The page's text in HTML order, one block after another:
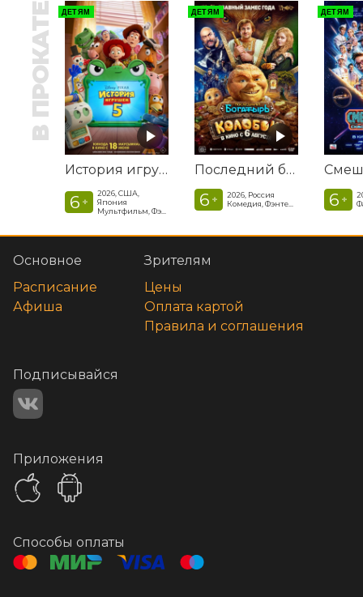
В ПРОКАТЕ ДЕТЯМ
История игрушек 5
6 +
2026, США,
Япония
ДЕТЯМ
Последний богатырь. Колобок
6 +
2026, Россия
Комедия, Фэнтези, Приключения
ДЕТЯМ
6 +
Основное
Расписание
Афиша
Зрителям
Цены
Оплата картой
Правила и соглашения
Подписывайся
Приложения
Способы оплаты